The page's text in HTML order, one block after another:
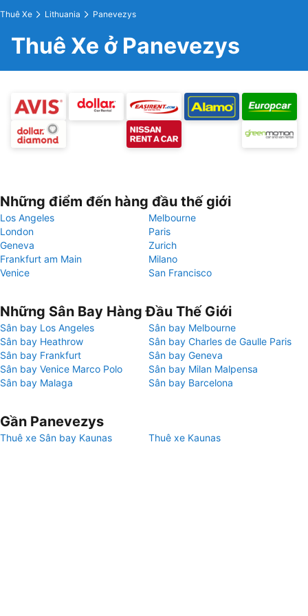
Thuê Xe Lithuania Panevezys
Thuê Xe ở Panevezys
Những điểm đến hàng đầu thế giới
Los Angeles
Melbourne
London
Paris
Geneva
Zurich
Frankfurt am Main
Milano
Venice
San Francisco
Những Sân Bay Hàng Đầu Thế Giới
Sân bay Los Angeles
Sân bay Melbourne
Sân bay Heathrow
Sân bay Charles de Gaulle Paris
Sân bay Frankfurt
Sân bay Geneva
Sân bay Venice Marco Polo
Sân bay Milan Malpensa
Sân bay Malaga
Sân bay Barcelona
Gần Panevezys
Thuê xe Sân bay Kaunas Thuê xe Kaunas